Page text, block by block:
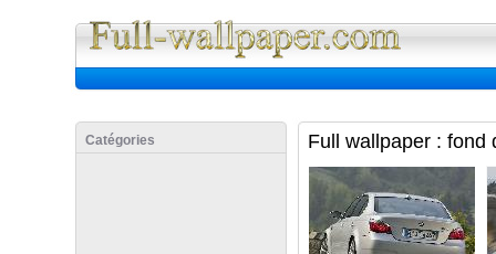
Catégories Full wallpaper : fond